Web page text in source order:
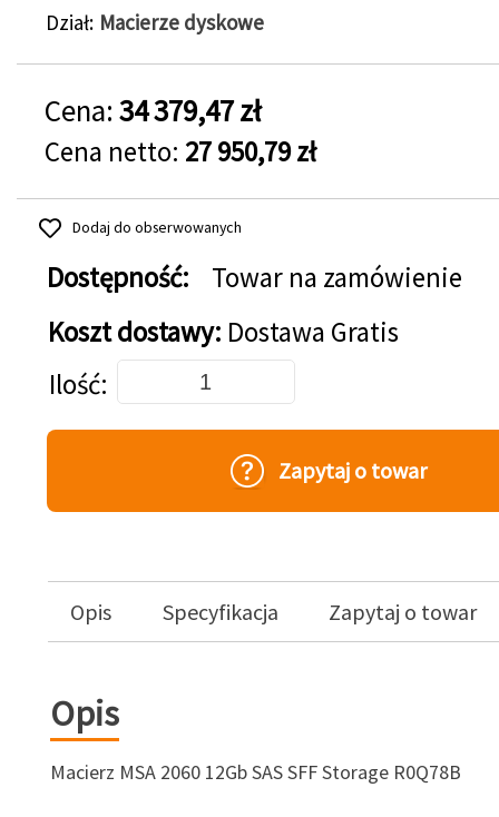
Dział Macierze dyskowe
Cena: 34 379,47 zł
Cena netto: 27 950,79 zł
Dodaj do obserwowanych
Dostępność:
Towar na zamówienie
Koszt dostawy: Dostawa Gratis
Dodaj do koszyka
Ilość
Zapytaj o towar
Opis Specyfikacja Zapytaj o towar
Opis
Macierz MSA 2060 12Gb SAS SFF Storage R0Q78B